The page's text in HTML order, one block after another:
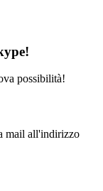
possibilità!
mail all'indirizzo